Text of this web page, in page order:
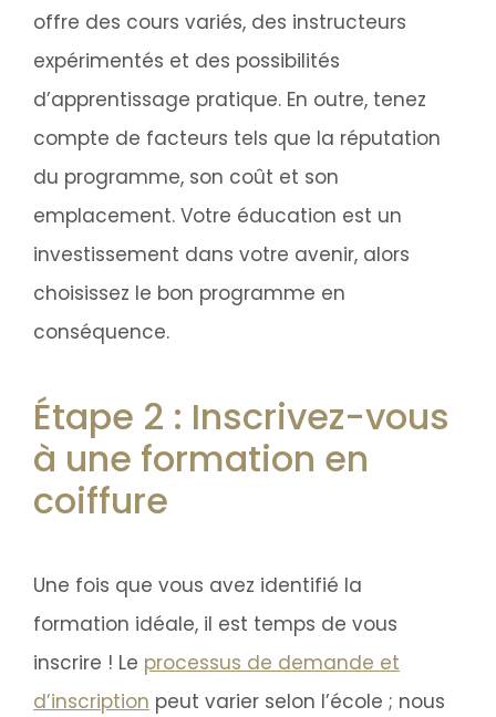
offre des cours variés, des instructeurs
expérimentés et des possibilités
d’apprentissage pratique. En outre, tenez
compte de facteurs tels que la réputation
du programme, son coût et son
emplacement. Votre éducation est un
investissement dans votre avenir, alors
choisissez le bon programme en
conséquence.
Étape 2 : Inscrivez-vous
à une formation en
coiffure
Une fois que vous avez identifié la
formation idéale, il est temps de vous
inscrire ! Le processus de demande et
d’inscription peut varier selon l’école ; nous